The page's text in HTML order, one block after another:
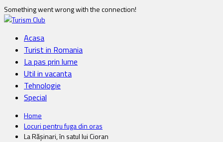
Something went wrong with the connection!
Acasa
Turist in Romania
La pas prin lume
Util in vacanta
Tehnologie
Special
Home
Locuri pentru fuga din oras
La Răşinari, în satul lui Cioran